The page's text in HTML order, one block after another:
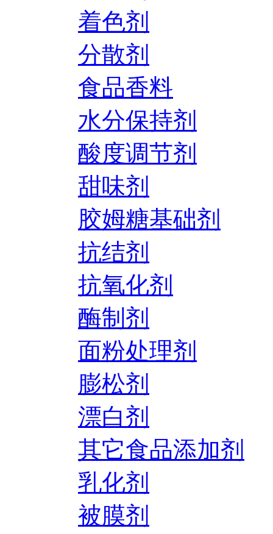
着色剂
分散剂
食品香料
水分保持剂
酸度调节剂
甜味剂
胶姆糖基础剂
抗结剂
抗氧化剂
酶制剂
面粉处理剂
膨松剂
漂白剂
其它食品添加剂
乳化剂
被膜剂